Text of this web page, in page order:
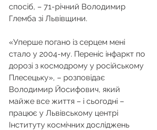
спосіб, – 71-річний Володимир
Глемба зі Львівщини.
«Уперше погано із серцем мені
стало у 2004-му. Переніс інфаркт по
дорозі з космодрому у російському
Плесецьку», – розповідає
Володимир Йосифович, який
майже все життя – і сьогодні –
працює у Львівському центрі
Інституту космічних досліджень